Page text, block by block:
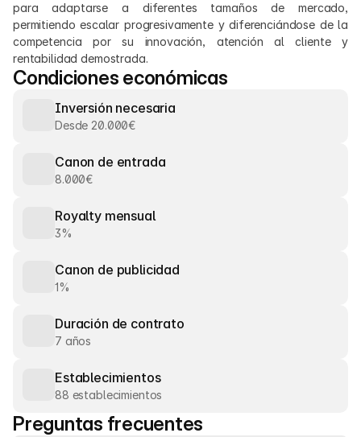
para adaptarse a diferentes tamaños de mercado,
permitiendo escalar progresivamente y diferenciándose de la
competencia por su innovación, atención al cliente y
rentabilidad demostrada.
Condiciones económicas
Inversión necesaria
Desde 20.000€
Canon de entrada
8.000€
Royalty mensual
3%
Canon de publicidad
1%
Duración de contrato
7 años
Establecimientos
88 establecimientos
Preguntas frecuentes